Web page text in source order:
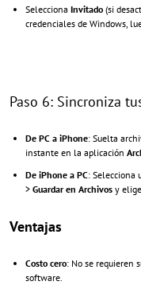
Selecciona Invitado (si
credenciales de Windows,
Paso 6: Sincroniza
De PC a iPhone: Suelta
instante en la aplicación
De iPhone a PC: Selecciona
> Guardar en Archivos y
Ventajas
Costo cero: No se requieren
software.